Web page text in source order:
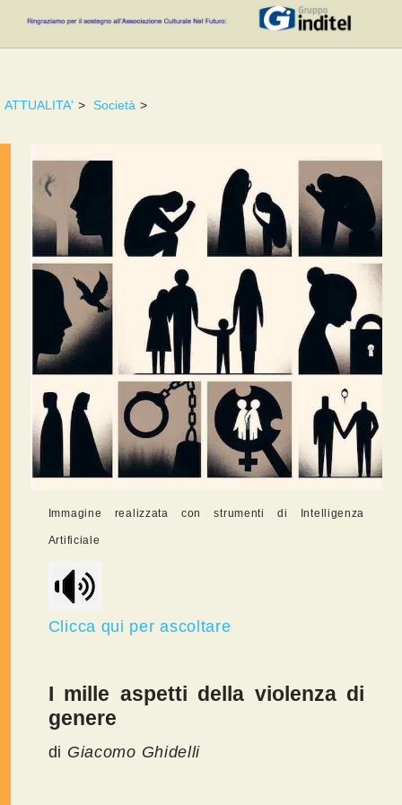
ATTUALITA' > Società >
Immagine realizzata con strumenti di Intelligenza
Artificiale
Clicca qui per ascoltare
I mille aspetti della violenza di
genere
di Giacomo Ghidelli